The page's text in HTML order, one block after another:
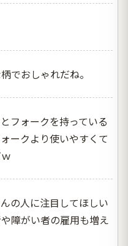
でおしゃれだね。
フォークを持っている
ークより使いやすくて
の人に注目してほしい
障がい者の雇用も増え